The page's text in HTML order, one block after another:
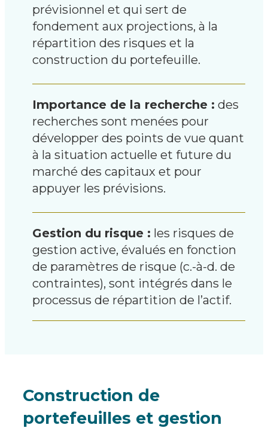
prévisionnel et qui sert de
fondement aux projections, à la
répartition des risques et la
construction du portefeuille.
Importance de la recherche : des
recherches sont menées pour
développer des points de vue quant
à la situation actuelle et future du
marché des capitaux et pour
appuyer les prévisions.
Gestion du risque : les risques de
gestion active, évalués en fonction
de paramètres de risque (c.-à-d. de
contraintes), sont intégrés dans le
processus de répartition de l’actif.
Construction de
portefeuilles et gestion